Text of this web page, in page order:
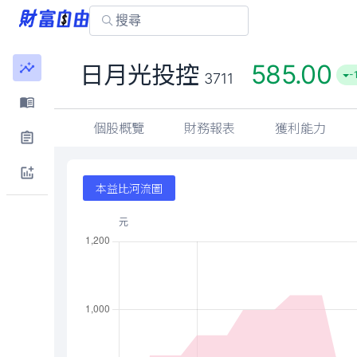
日月光投控 3711 585.00 -
個股概覽 財務報表 獲利能力
本益比河流圖